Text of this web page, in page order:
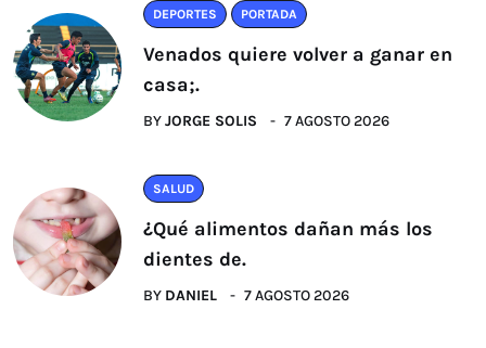
DEPORTES PORTADA
Venados quiere volver a ganar en
casa;.
BYJORGE SOLIS 7 AGOSTO 2026
SALUD
¿Qué alimentos dañan más los
dientes de.
BY DANIEL 7 AGOSTO 2026